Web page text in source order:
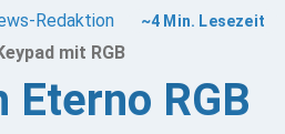
Redaktion ~4 Min. Lesezeit
mit RGB
RGB